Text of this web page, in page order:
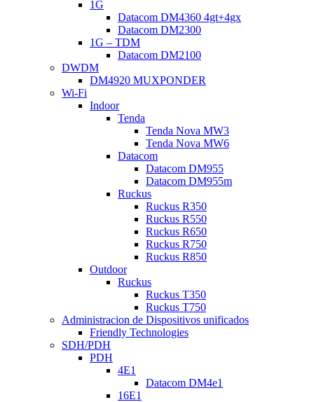
1G
Datacom DM4360 4gt+4gx
Datacom DM2300
1G – TDM
Datacom DM2100
DWDM
DM4920 MUXPONDER
Wi-Fi
Indoor
Tenda
Tenda Nova MW3
Tenda Nova MW6
Datacom
Datacom DM955
Datacom DM955m
Ruckus
Ruckus R350
Ruckus R550
Ruckus R650
Ruckus R750
Ruckus R850
Outdoor
Ruckus
Ruckus T350
Ruckus T750
Administracion de Dispositivos unificados
Friendly Technologies
SDH/PDH
PDH
4E1
Datacom DM4e1
16E1